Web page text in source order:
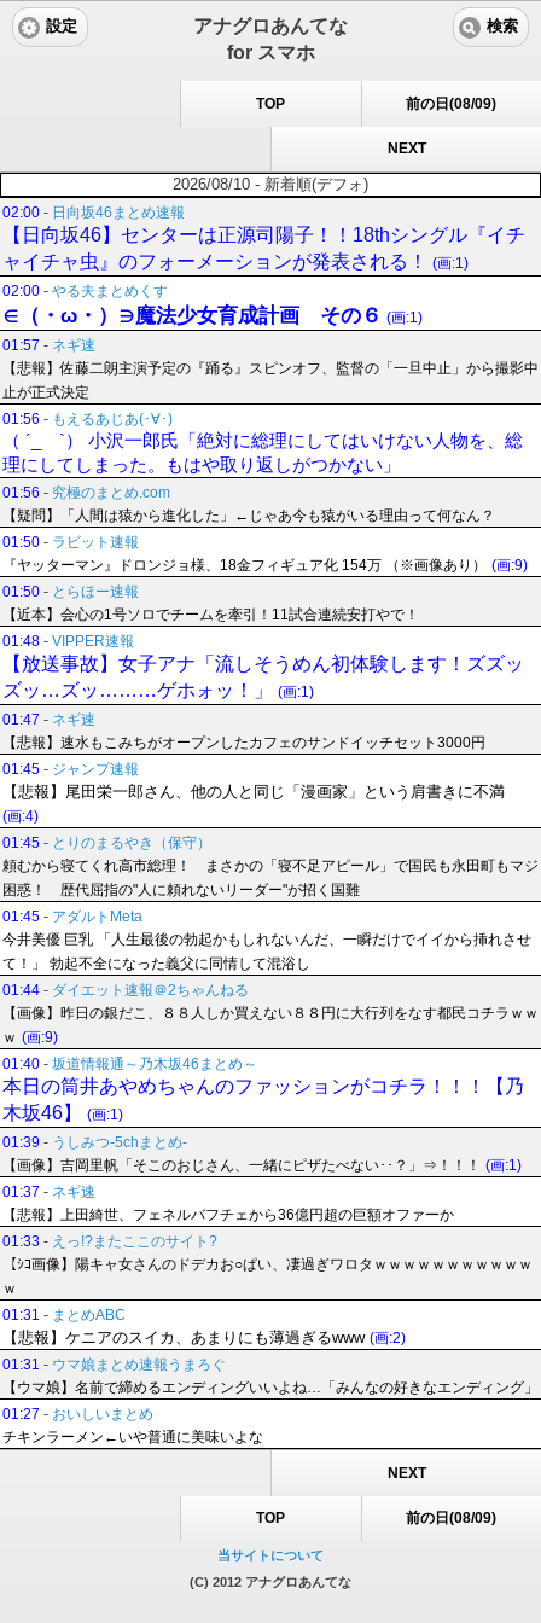
アナグロあんてな
for スマホ
設定 検索
TOP 前の日(08/09)
NEXT
2026/08/10 - 新着順(デフォ)
02:00 - 日向坂46まとめ速報
【日向坂46】センターは正源司陽子！！18thシングル『イチ
ャイチャ虫』のフォーメーションが発表される！
(画:1)
02:00 - やる夫まとめくす
∈（・ω・）∋魔法少女育成計画 その６ (画:1)
01:57 - ネギ速
【悲報】佐藤二朗主演予定の『踊る』スピンオフ、監督の「一旦中止」から撮影中
止が正式決定
01:56 - もえるあじあ(･∀･)
（ ´_ゝ`） 小沢一郎氏「絶対に総理にしてはいけない人物を、総
理にしてしまった。もはや取り返しがつかない」
01:56 - 究極のまとめ.com
【疑問】「人間は猿から進化した」←じゃあ今も猿がいる理由って何なん？
01:50 - ラビット速報
『ヤッターマン』ドロンジョ様、18金フィギュア化 154万 （※画像あり）
(画:9)
01:50 - とらほー速報
【近本】会心の1号ソロでチームを牽引！11試合連続安打やで！
01:48 - VIPPER速報
【放送事故】女子アナ「流しそうめん初体験します！ズズッ
ズッ…ズッ………ゲホォッ！」
(画:1)
01:47 - ネギ速
【悲報】速水もこみちがオープンしたカフェのサンドイッチセット3000円
01:45 - ジャンプ速報
【悲報】尾田栄一郎さん、他の人と同じ「漫画家」という肩書きに不満
(画:4)
01:45 - とりのまるやき（保守）
頼むから寝てくれ高市総理！ まさかの「寝不足アピール」で国民も永田町もマジ
困惑！ 歴代屈指の"人に頼れないリーダー"が招く国難
01:45 - アダルトMeta
今井美優 巨乳 「人生最後の勃起かもしれないんだ、一瞬だけでイイから挿れさせ
て！」 勃起不全になった義父に同情して混浴し
01:44 - ダイエット速報＠2ちゃんねる
【画像】昨日の銀だこ、８８人しか買えない８８円に大行列をなす都民コチラｗｗ
ｗ (画:9)
01:40 - 坂道情報通～乃木坂46まとめ～
本日の筒井あやめちゃんのファッションがコチラ！！！【乃
木坂46】
(画:1)
01:39 - うしみつ-5chまとめ-
【画像】吉岡里帆「そこのおじさん、一緒にピザたべない･･？」⇒！！！
(画:1)
01:37 - ネギ速
【悲報】上田綺世、フェネルバフチェから36億円超の巨額オファーか
01:33 - えっ!?またここのサイト?
【ｼｺ画像】陽キャ女さんのドデカお○ぱい、凄過ぎワロタｗｗｗｗｗｗｗｗｗｗｗ
ｗ
01:31 - まとめABC
【悲報】ケニアのスイカ、あまりにも薄過ぎるwww (画:2)
01:31 - ウマ娘まとめ速報うまろぐ
【ウマ娘】名前で締めるエンディングいいよね…「みんなの好きなエンディング」
01:27 - おいしいまとめ
チキンラーメン←いや普通に美味いよな
NEXT
TOP 前の日(08/09)
当サイトについて
(C) 2012 アナグロあんてな